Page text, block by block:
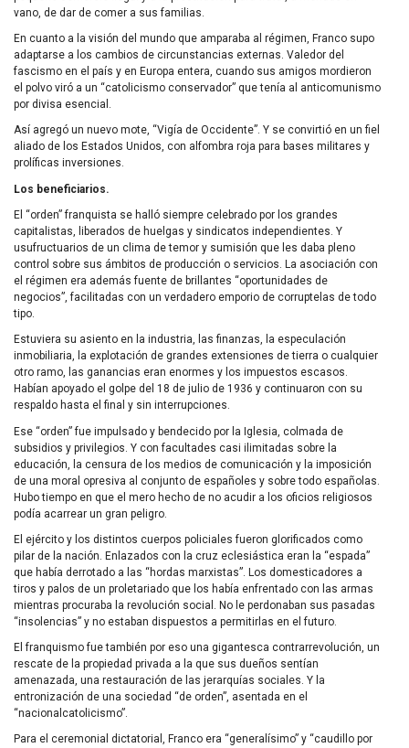
vano, de dar de comer a sus familias.
En cuanto a la visión del mundo que amparaba al régimen, Franco supo
adaptarse a los cambios de circunstancias externas. Valedor del
fascismo en el país y en Europa entera, cuando sus amigos mordieron
el polvo viró a un “catolicismo conservador” que tenía al anticomunismo
por divisa esencial.
Así agregó un nuevo mote, “Vigía de Occidente”. Y se convirtió en un fiel
aliado de los Estados Unidos, con alfombra roja para bases militares y
prolíficas inversiones.
Los beneficiarios.
El “orden” franquista se halló siempre celebrado por los grandes
capitalistas, liberados de huelgas y sindicatos independientes. Y
usufructuarios de un clima de temor y sumisión que les daba pleno
control sobre sus ámbitos de producción o servicios. La asociación con
el régimen era además fuente de brillantes “oportunidades de
negocios”, facilitadas con un verdadero emporio de corruptelas de todo
tipo.
Estuviera su asiento en la industria, las finanzas, la especulación
inmobiliaria, la explotación de grandes extensiones de tierra o cualquier
otro ramo, las ganancias eran enormes y los impuestos escasos.
Habían apoyado el golpe del 18 de julio de 1936 y continuaron con su
respaldo hasta el final y sin interrupciones.
Ese “orden” fue impulsado y bendecido por la Iglesia, colmada de
subsidios y privilegios. Y con facultades casi ilimitadas sobre la
educación, la censura de los medios de comunicación y la imposición
de una moral opresiva al conjunto de españoles y sobre todo españolas.
Hubo tiempo en que el mero hecho de no acudir a los oficios religiosos
podía acarrear un gran peligro.
El ejército y los distintos cuerpos policiales fueron glorificados como
pilar de la nación. Enlazados con la cruz eclesiástica eran la “espada”
que había derrotado a las “hordas marxistas”. Los domesticadores a
tiros y palos de un proletariado que los había enfrentado con las armas
mientras procuraba la revolución social. No le perdonaban sus pasadas
“insolencias” y no estaban dispuestos a permitirlas en el futuro.
El franquismo fue también por eso una gigantesca contrarrevolución, un
rescate de la propiedad privada a la que sus dueños sentían
amenazada, una restauración de las jerarquías sociales. Y la
entronización de una sociedad “de orden”, asentada en el
“nacionalcatolicismo”.
Para el ceremonial dictatorial, Franco era “generalísimo” y “caudillo por